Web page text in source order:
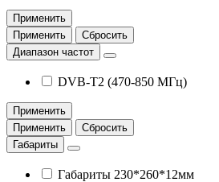
Применить
Применить
Сбросить
Диапазон частот
DVB-T2 (470-850 МГц)
Применить
Применить
Сбросить
Габариты
Габариты 230*260*12мм